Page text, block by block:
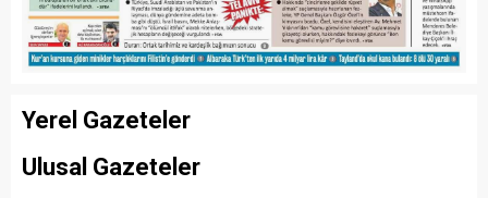
Yerel Gazeteler
Ulusal Gazeteler